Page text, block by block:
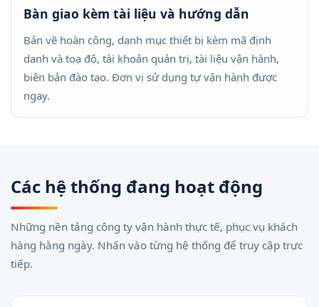
Bàn giao kèm tài liệu và hướng dẫn
Bản vẽ hoàn công, danh mục thiết bị kèm mã định
danh và toạ độ, tài khoản quản trị, tài liệu vận hành,
biên bản đào tạo. Đơn vị sử dụng tự vận hành được
ngay.
Các hệ thống đang hoạt động
Những nền tảng công ty vận hành thực tế, phục vụ khách
hàng hằng ngày. Nhấn vào từng hệ thống để truy cập trực
tiếp.